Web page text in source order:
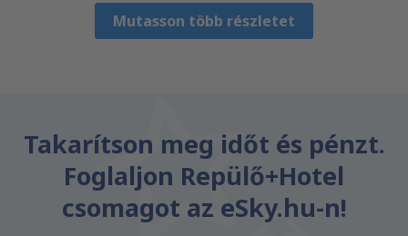
Mutasson több részletet
Takarítson meg időt és pénzt.
Foglaljon Repülő+Hotel
csomagot az eSky.hu-n!